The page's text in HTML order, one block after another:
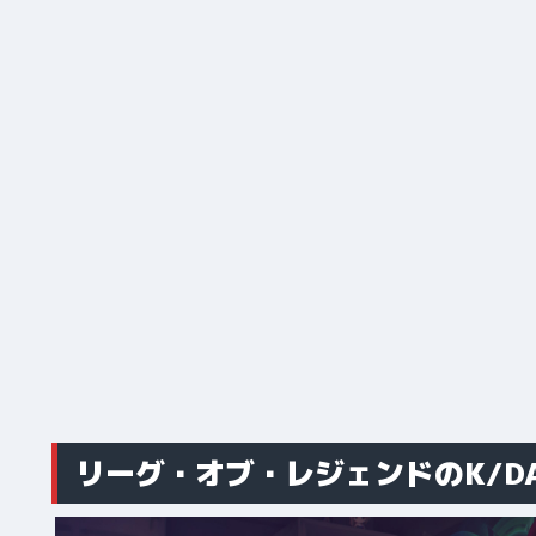
リーグ・オブ・レジェンドのK/